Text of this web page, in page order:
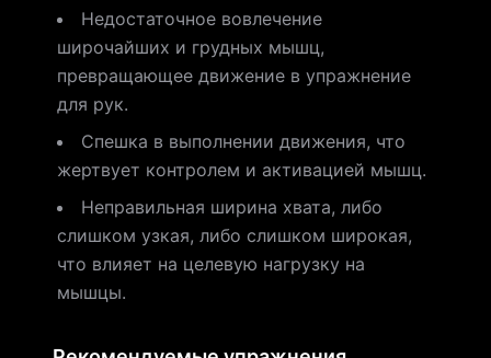
Недостаточное вовлечение
широчайших и грудных мышц,
превращающее движение в упражнение
для рук.
Спешка в выполнении движения, что
жертвует контролем и активацией мышц.
Неправильная ширина хвата, либо
слишком узкая, либо слишком широкая,
что влияет на целевую нагрузку на
мышцы.